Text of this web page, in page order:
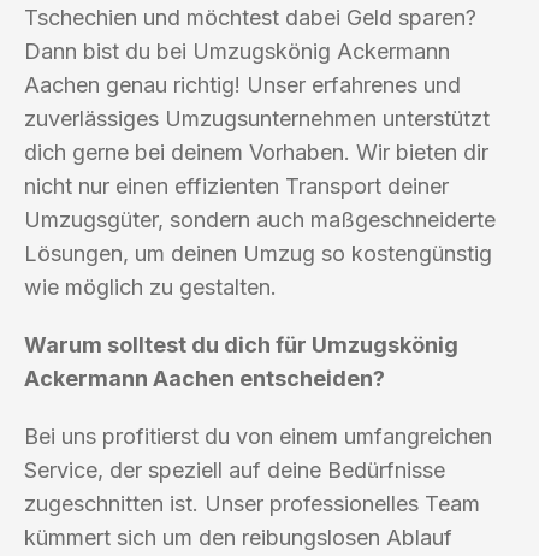
Tschechien und möchtest dabei Geld sparen?
Dann bist du bei Umzugskönig Ackermann
Aachen genau richtig! Unser erfahrenes und
zuverlässiges Umzugsunternehmen unterstützt
dich gerne bei deinem Vorhaben. Wir bieten dir
nicht nur einen effizienten Transport deiner
Umzugsgüter, sondern auch maßgeschneiderte
Lösungen, um deinen Umzug so kostengünstig
wie möglich zu gestalten.
Warum solltest du dich für Umzugskönig
Ackermann Aachen entscheiden?
Bei uns profitierst du von einem umfangreichen
Service, der speziell auf deine Bedürfnisse
zugeschnitten ist. Unser professionelles Team
kümmert sich um den reibungslosen Ablauf